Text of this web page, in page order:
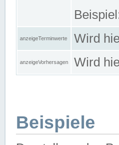
anzeigeTerminwerte Wird
anzeigeVorhersagen Wird
Beispiele